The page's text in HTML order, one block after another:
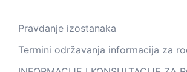
Pravdanje izostanaka
Termini održavanja informacija za